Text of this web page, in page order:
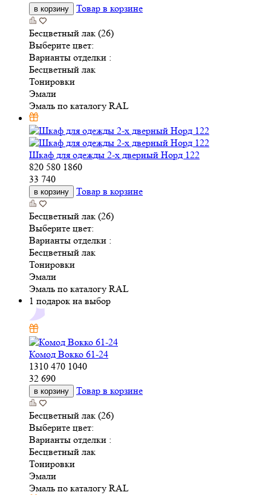
в корзину Товар в корзине
Бесцветный лак (26)
Выберите цвет:
Варианты отделки :
Бесцветный лак
Тонировки
Эмали
Эмаль по каталогу RAL
Шкаф для одежды 2-х дверный Норд 122
820 580 1860
33 740
в корзину Товар в корзине
Бесцветный лак (26)
Выберите цвет:
Варианты отделки :
Бесцветный лак
Тонировки
Эмали
Эмаль по каталогу RAL
1 подарок на выбор
Комод Вокко 61-24
1310 470 1040
32 690
в корзину Товар в корзине
Бесцветный лак (26)
Выберите цвет:
Варианты отделки :
Бесцветный лак
Тонировки
Эмали
Эмаль по каталогу RAL